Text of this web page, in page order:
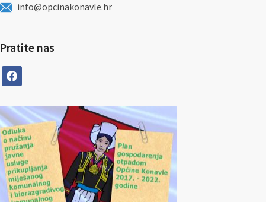
info@opcinakonavle.hr
Pratite nas
facebook